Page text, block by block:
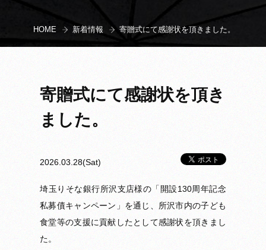
HOME 新着情報 寄贈式にて感謝状を頂きました。
寄贈式にて感謝状を頂き
ました。
2026.03.28(Sat)
埼玉りそな銀行所沢支店様の「開設130周年記念
私募債キャンペーン」を通じ、所沢市内の子ども
食堂等の支援に貢献したとして感謝状を頂きまし
た。